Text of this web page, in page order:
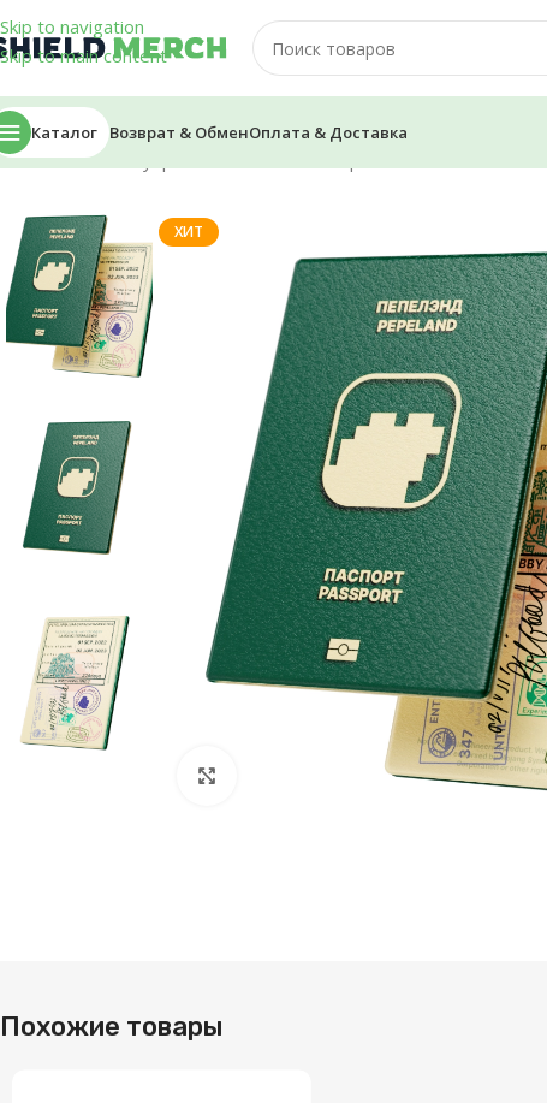
Skip to navigation
Skip to main content
Каталог Возврат & ОбменОплата & Доставка
Главная/Аксессуары
ХИТ
Нажмите, чтобы увеличить
Похожие товары